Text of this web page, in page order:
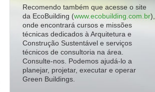
Recomendo também que acesse o site
da EcoBuilding (www.ecobuilding.com.br),
onde encontrará cursos e missões
técnicas dedicados à Arquitetura e
Construção Sustentável e serviços
técnicos de consultoria na área.
Consulte-nos. Podemos ajudá-lo a
planejar, projetar, executar e operar
Green Buildings.